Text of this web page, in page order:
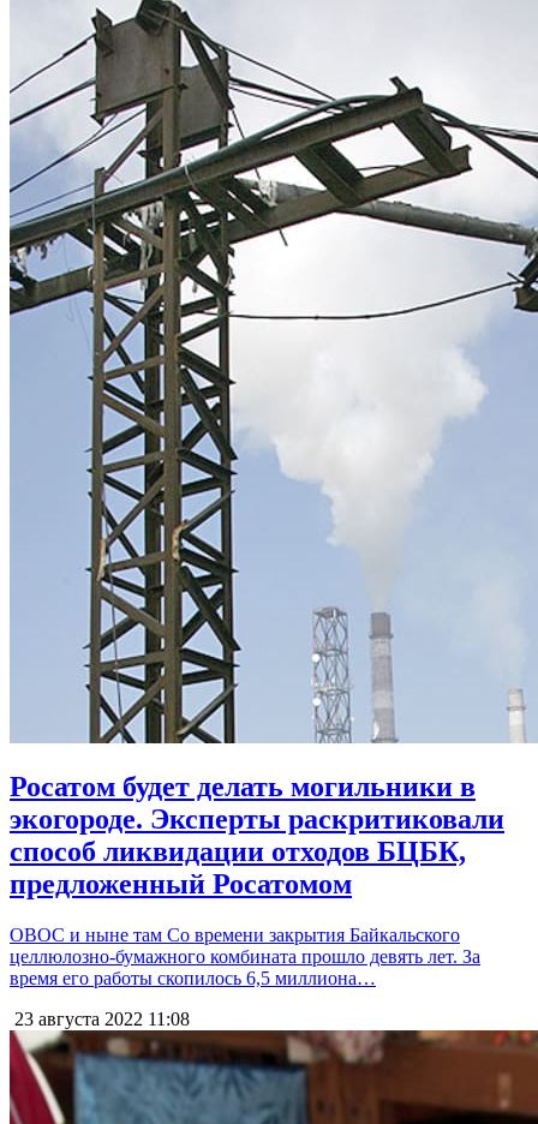
Росатом будет делать могильники в
экогороде. Эксперты раскритиковали
способ ликвидации отходов БЦБК,
предложенный Росатомом
ОВОС и ныне там Со времени закрытия Байкальского
целлюлозно-бумажного комбината прошло девять лет. За
время его работы скопилось 6,5 миллиона…
23 августа 2022 11:08